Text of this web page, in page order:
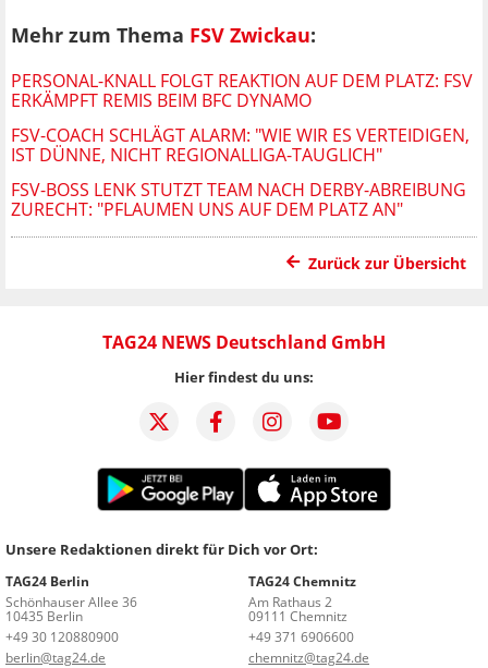
Mehr zum Thema FSV Zwickau:
PERSONAL-KNALL FOLGT REAKTION AUF DEM PLATZ: FSV
ERKÄMPFT REMIS BEIM BFC DYNAMO
FSV-COACH SCHLÄGT ALARM: "WIE WIR ES VERTEIDIGEN,
IST DÜNNE, NICHT REGIONALLIGA-TAUGLICH"
FSV-BOSS LENK STUTZT TEAM NACH DERBY-ABREIBUNG
ZURECHT: "PFLAUMEN UNS AUF DEM PLATZ AN"
Zurück zur Übersicht
TAG24 NEWS Deutschland GmbH
Hier findest du uns:
Unsere Redaktionen direkt für Dich vor Ort:
TAG24 Berlin
Schönhauser Allee 36
10435 Berlin
+49 30 120880900
berlin@tag24.de
TAG24 Chemnitz
Am Rathaus 2
09111 Chemnitz
+49 371 6906600
chemnitz@tag24.de